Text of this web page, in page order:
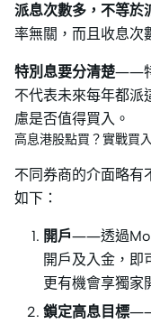
派息次數多，不等於
率無關，而且收息次
特別息要分清楚——特
不代表未來每年都派
慮是否值得買入。
高息港股點買？實戰買
不同券商的介面略有
如下：
開戶——透過
開戶及入金，即
更有機會享獨家
鎖定高息目標——